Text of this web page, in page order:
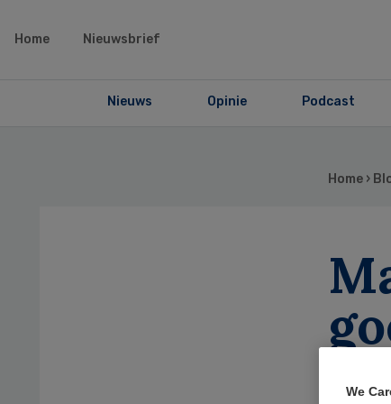
Home Nieuwsbrief
Nieuws Opinie Podcast
Home ›
We